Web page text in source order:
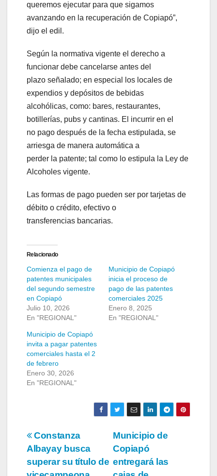
queremos ejecutar para que sigamos
avanzando en la recuperación de Copiapó”,
dijo el edil.
Según la normativa vigente el derecho a
funcionar debe cancelarse antes del
plazo señalado; en especial los locales de
expendios y depósitos de bebidas
alcohólicas, como: bares, restaurantes,
botillerías, pubs y cantinas. El incurrir en el
no pago después de la fecha estipulada, se
arriesga de manera automática a
perder la patente; tal como lo estipula la Ley de
Alcoholes vigente.
Las formas de pago pueden ser por tarjetas de
débito o crédito, efectivo o
transferencias bancarias.
Relacionado
Comienza el pago de
patentes municipales
del segundo semestre
en Copiapó
Julio 10, 2026
En "REGIONAL"
Municipio de Copiapó
inicia el proceso de
pago de las patentes
comerciales 2025
Enero 8, 2025
En "REGIONAL"
Municipio de Copiapó
invita a pagar patentes
comerciales hasta el 2
de febrero
Enero 30, 2026
En "REGIONAL"
Navegación
de
Municipio de
Copiapó
entregará las
Constanza
Albayay busca
superar su título de